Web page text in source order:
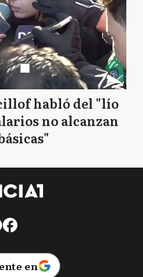
habló del "lío
no alcanzan
en